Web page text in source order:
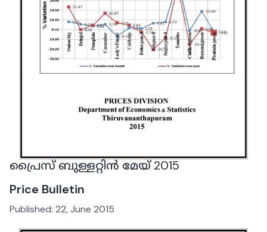
പ്രൈസ് ബുള്ളറ്റിൻ മേയ് 2015
Price Bulletin
Published: 22, June 2015